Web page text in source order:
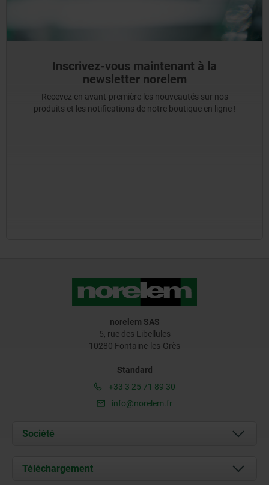
Inscrivez-vous maintenant à la
newsletter norelem
Recevez en avant-première les nouveautés sur nos
produits et les notifications de notre boutique en ligne !
norelem SAS
5, rue des Libellules
10280 Fontaine-les-Grès
Standard
+33 3 25 71 89 30
info@norelem.fr
Société
À propos de nous
Téléchargement